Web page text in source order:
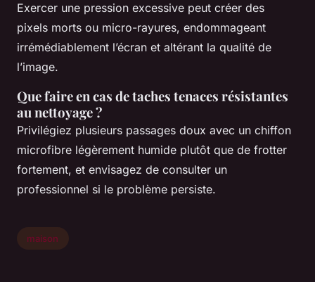
Exercer une pression excessive peut créer des
pixels morts ou micro-rayures, endommageant
irrémédiablement l’écran et altérant la qualité de
l’image.
Que faire en cas de taches tenaces résistantes
au nettoyage ?
Privilégiez plusieurs passages doux avec un chiffon
microfibre légèrement humide plutôt que de frotter
fortement, et envisagez de consulter un
professionnel si le problème persiste.
maison